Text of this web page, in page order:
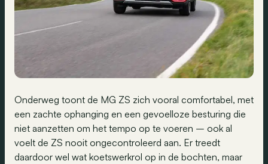
Onderweg toont de MG ZS zich vooral comfortabel, met
een zachte ophanging en een gevoelloze besturing die
niet aanzetten om het tempo op te voeren – ook al
voelt de ZS nooit ongecontroleerd aan. Er treedt
daardoor wel wat koetswerkrol op in de bochten, maar